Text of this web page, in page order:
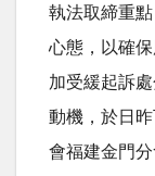
執法取締重
心態，以確
加受緩起訴
動機，於日
會福建金門